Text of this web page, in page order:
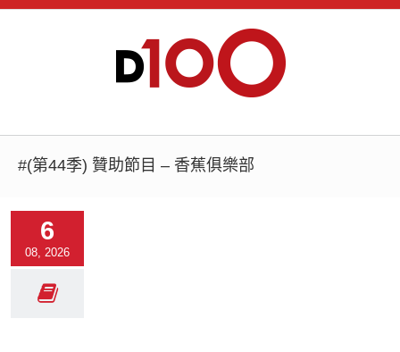
#(第44季) 贊助節目 – 香蕉俱樂部
6
08, 2026